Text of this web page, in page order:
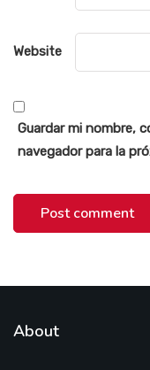
Website
Guardar mi nombre,
navegador para la
About